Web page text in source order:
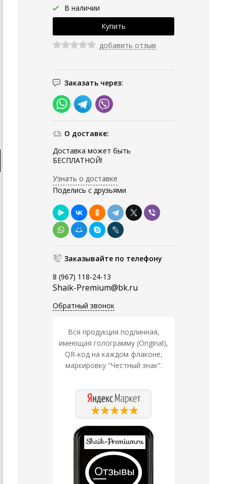
В наличии
добавить отзыв
Заказать через:
О доставке:
Доставка может быть
БЕСПЛАТНОЙ!
Узнать о доставке
Поделись с друзьями
Заказывайте по телефону
8 (967) 118-24-13
Shaik-Premium@bk.ru
Обратный звонок
Вся продукция подлинная,
имеющая голограмму (Original),
QR-код на каждом флаконе,
маркировку "Честный знак".